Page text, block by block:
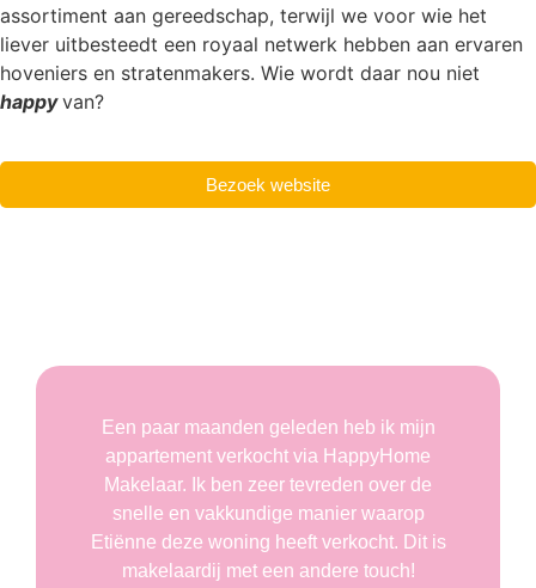
assortiment aan gereedschap, terwijl we voor wie het
liever uitbesteedt een royaal netwerk hebben aan ervaren
hoveniers en stratenmakers. Wie wordt daar nou niet
happyvan?
Bezoek website
Een paar maanden geleden heb ik mijn
appartement verkocht via HappyHome
Makelaar. Ik ben zeer tevreden over de
snelle en vakkundige manier waarop
Etiënne deze woning heeft verkocht. Dit is
makelaardij met een andere touch!